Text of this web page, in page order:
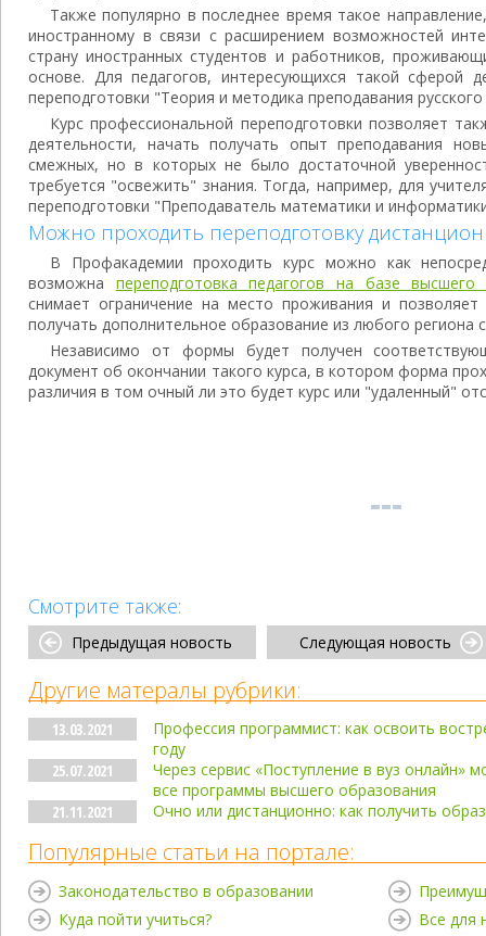
Также популярно в последнее время такое
иностранному в связи с расширением возможностей
страну иностранных студентов и работников,
основе. Для педагогов, интересующихся такой сферой
переподготовки "Теория и методика преподавания
Курс профессиональной переподготовки позволяет
деятельности, начать получать опыт преподавания
смежных, но в которых не было достаточной
требуется "освежить" знания. Тогда, например, для
переподготовки "Преподаватель математики и
Можно проходить переподготовку
В Профакадемии проходить курс можно как
возможна переподготовка педагогов на базе высшего
снимает ограничение на место проживания и
получать дополнительное образование из любого региона
Независимо от формы будет получен
документ об окончании такого курса, в котором форма
различия в том очный ли это будет курс или "удаленный"
Смотрите также:
Предыдущая новость Следующая новость
Другие матералы рубрики:
13.03.2021
Профессия программист: как освоить
году
25.07.2021
Через сервис «Поступление в вуз онлайн»
все программы высшего образования
21.11.2021
Очно или дистанционно: как получить
Популярные статьи на портале:
Законодательство в образовании
Куда пойти учиться?
Все для